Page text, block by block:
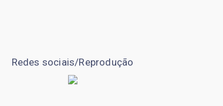
Redes sociais/Reprodução